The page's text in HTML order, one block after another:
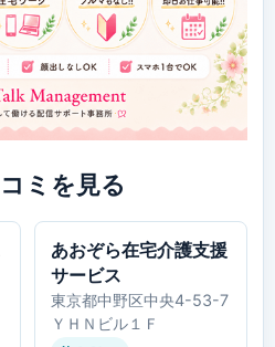
ミを見る
あおぞら在宅介護支援
サービス
東京都中野区中央4-53-7
ＹＨＮビル１Ｆ